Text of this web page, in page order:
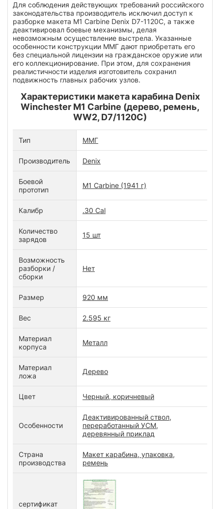
Для соблюдения действующих требований российского
законодательства производитель исключил доступ к
разборке макета M1 Carbine Denix D7-1120C, а также
деактивировал боевые механизмы, делая
невозможным осуществление выстрела. Указанные
особенности конструкции ММГ дают приобретать его
без специальной лицензии на гражданское оружие или
его коллекционирование. При этом, для сохранения
реалистичности изделия изготовитель сохранил
подвижность главных рабочих узлов.
Характеристики макета карабина Denix
Winchester M1 Carbine (дерево, ремень,
WW2, D7/1120C)
Тип ММГ
Производитель Denix
Боевой
прототип
M1 Carbine (1941 г)
Калибр .30 Cal
Количество
зарядов
15 шт
Возможность
разборки /
сборки
Нет
Размер 920 мм
Вес 2.595 кг
Материал
корпуса
Металл
Материал
ложа
Дерево
Цвет Черный, коричневый
Особенности
Деактивированный ствол,
переработанный УСМ,
деревянный приклад
Страна
производства
Макет карабина, упаковка,
ремень
сертификат